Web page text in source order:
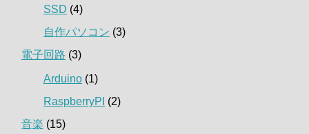
SSD (4)
自作パソコン (3)
電子回路 (3)
Arduino (1)
RaspberryPI (2)
音楽 (15)